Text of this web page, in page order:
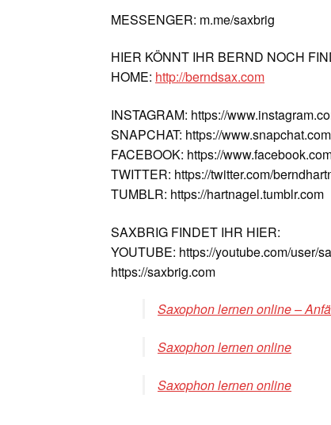
MESSENGER: m.me/saxbrig
HIER KÖNNT IHR BERND NOCH
HOME: http://berndsax.com
INSTAGRAM: https://
SNAPCHAT: https://
FACEBOOK: https://
TWITTER: https://twitter.com/
TUMBLR: https://hartnagel.tumblr.com
SAXBRIG FINDET IHR HIER:
YOUTUBE: https://youtube.com/user/
https://saxbrig.com
Saxophon lernen online –
Saxophon lernen online
Saxophon lernen online